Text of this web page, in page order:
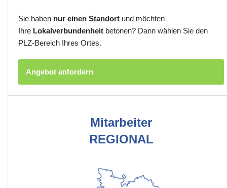
Sie haben nur einen Standort und möchten
Ihre Lokalverbundenheit betonen? Dann wählen Sie den
PLZ-Bereich Ihres Ortes.
Angebot anfordern
Mitarbeiter
REGIONAL